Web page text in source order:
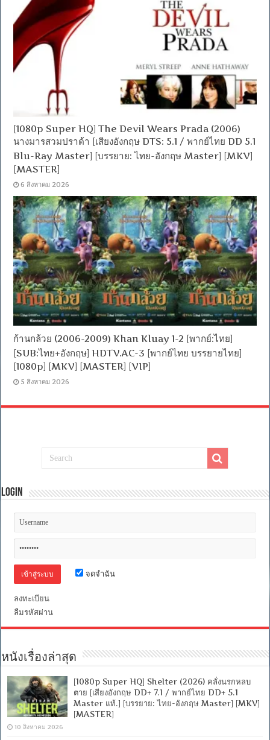
[1080p Super HQ] The Devil Wears Prada (2006)
นางมารสวมปราด้า [เสียงอังกฤษ DTS: 5.1 / พากย์ไทย DD 5.1
Blu-Ray Master] [บรรยาย: ไทย-อังกฤษ Master] [MKV]
[MASTER]
6 สิงหาคม 2026
ก้านกล้วย (2006-2009) Khan Kluay 1-2 [พากย์:ไทย]
[SUB:ไทย+อังกฤษ] HDTV.AC-3 [พากย์ไทย บรรยายไทย]
[1080p] [MKV] [MASTER] [VIP]
5 สิงหาคม 2026
Login
จดจำฉัน
ลงทะเบียน
ลืมรหัสผ่าน
หนังเรื่องล่าสุด
[1080p Super HQ] Shelter (2026) คลั่งนรกหลบ
ตาย [เสียงอังกฤษ DD+ 7.1 / พากย์ไทย DD+ 5.1
Master แท้.] [บรรยาย: ไทย-อังกฤษ Master] [MKV]
[MASTER]
10 สิงหาคม 2026